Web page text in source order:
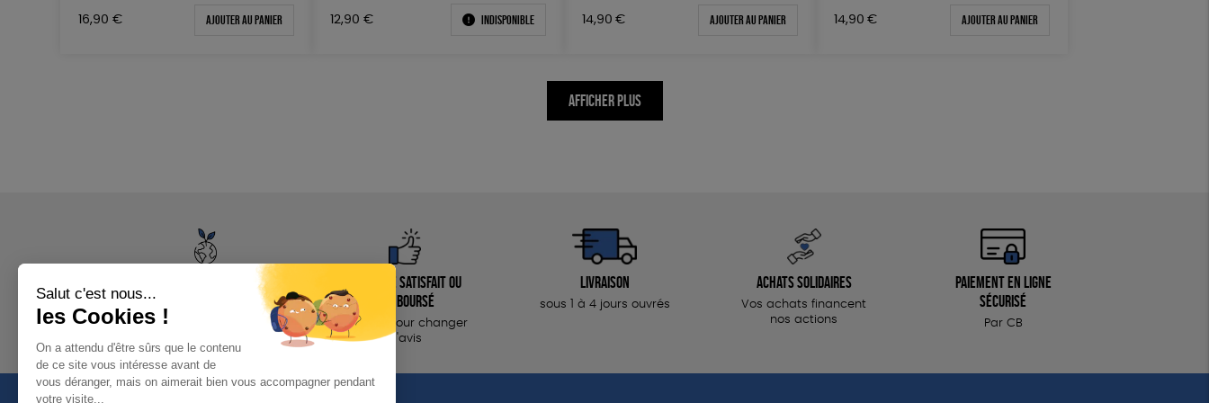
16,90 € Ajouter au panier 12,90 € Indisponible 14,90 € Ajouter au panier 14,90 € Ajouter au panier
AFFICHER PLUS
Garantie satisfait ou
remboursé
14 jours pour changer
d'avis
Livraison
sous 1 à 4 jours ouvrés
Achats solidaires
Vos achats financent
nos actions
Paiement en ligne
sécurisé
Par CB